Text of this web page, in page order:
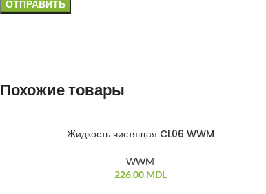
Похожие товары
Жидкость чистящая CL06 WWM
WWM
226.00 MDL